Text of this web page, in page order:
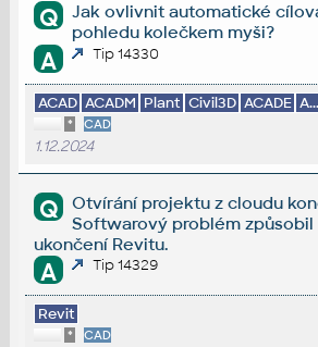
Q
Jak ovlivnit automatické
pohledu kolečkem myši?
A Tip 14330
ACAD ACADM Plant Civil3D ACADE A...
* CAD
1.12.2024
Q
Otvírání projektu z cloudu
Softwarový problém
ukončení Revitu.
A Tip 14329
Revit
* CAD